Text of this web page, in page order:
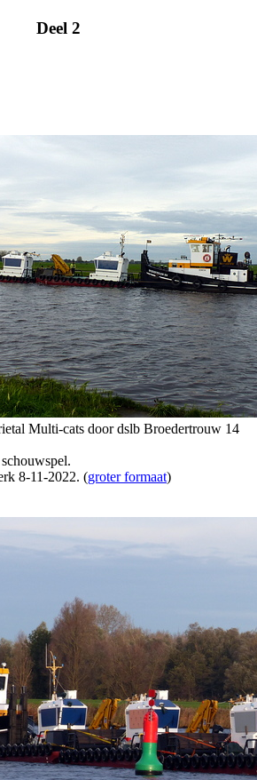
Deel 2
Multi-cats door dslb Broedertrouw 14
8-11-2022. (groter formaat)